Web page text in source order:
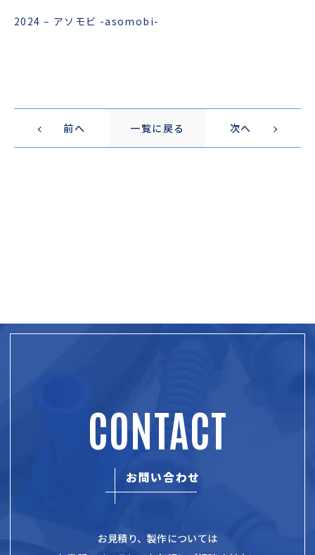
2024 – アソモビ -asomobi-
前へ 一覧に戻る 次へ
CONTACT
お問い合わせ
お見積り、製作については